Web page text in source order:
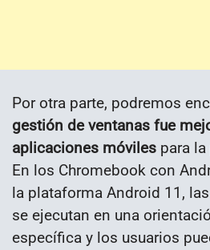
Por otra parte, podremos
gestión de ventanas fue
aplicaciones móviles para
En los Chromebook con
la plataforma Android 11,
se ejecutan en una
específica y los usuarios